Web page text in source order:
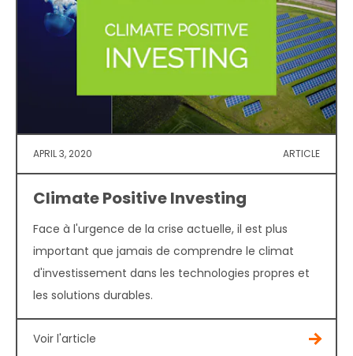
APRIL 3, 2020 ARTICLE
Climate Positive Investing
Face à l'urgence de la crise actuelle, il est plus
important que jamais de comprendre le climat
d'investissement dans les technologies propres et
les solutions durables.
Voir l'article